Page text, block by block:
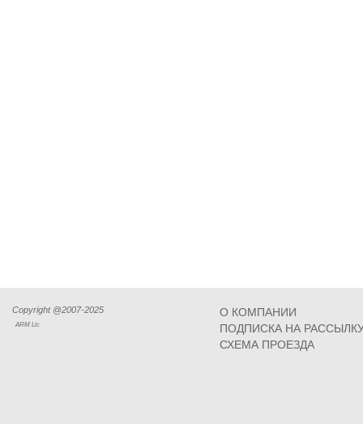
Copyright @2007-2025
ARM Llc
О КОМПАНИИ
ПОДПИСКА НА
СХЕМА ПРОЕЗДА